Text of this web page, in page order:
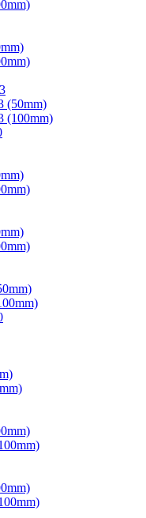
(50mm)
(100mm)